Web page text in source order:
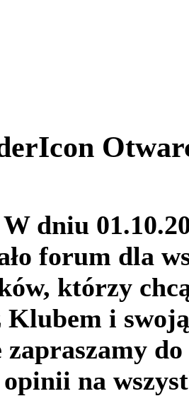
W dniu
forum dla
którzy
Klubem i
zapraszamy
na